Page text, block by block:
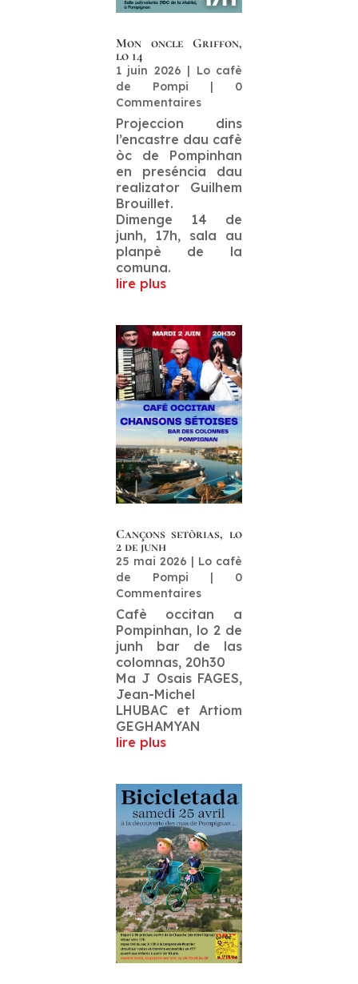
Mon oncle Griffon,
lo 14
1 juin 2026 | Lo cafè
de Pompi | 0
Commentaires
Projeccion dins
l’encastre dau cafè
òc de Pompinhan
en preséncia dau
realizator Guilhem
Brouillet.
Dimenge 14 de
junh, 17h, sala au
planpè de la
comuna.
lire plus
Cançons setòrias, lo
2 de junh
25 mai 2026
Lo cafè
de Pompi | 0
Commentaires
Cafè occitan a
Pompinhan, lo 2 de
junh bar de las
colomnas, 20h30
Ma J Osais FAGES,
Jean-Michel
LHUBAC et Artiom
GEGHAMYAN
lire plus